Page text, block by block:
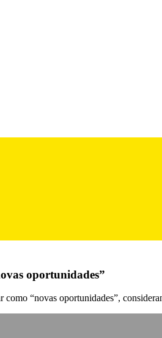
oportunidades”
“novas oportunidades”,